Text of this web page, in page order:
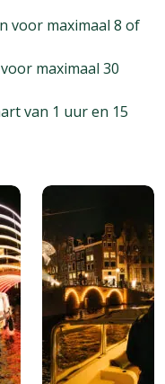
voor maximaal 8 of
maximaal 30
van 1 uur en 15